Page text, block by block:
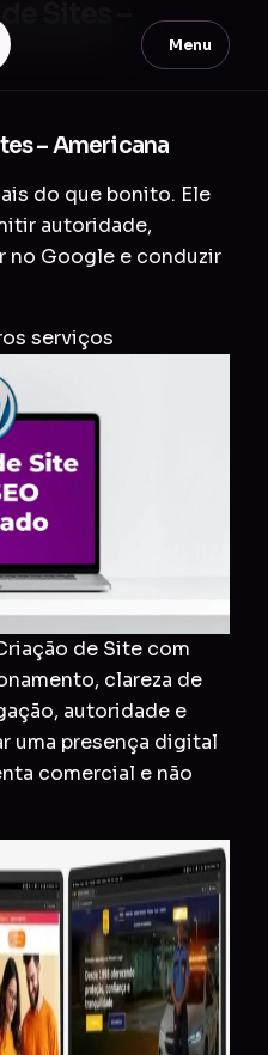
Menu
Sites –
– Americana
do que bonito. Ele
autoridade,
no Google e conduzir
serviços
de Site com
clareza de
autoridade e
uma presença digital
comercial e não